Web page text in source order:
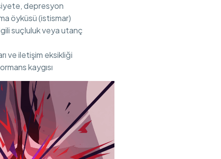
depresyon
öyküsü (istismar)
suçluluk veya utanç
ve iletişim eksikliği
kaygısı